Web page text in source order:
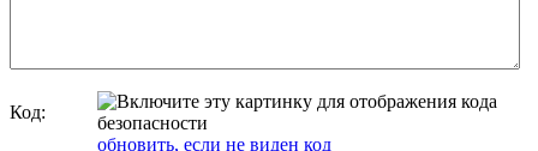
Код:
обновить, если не виден код